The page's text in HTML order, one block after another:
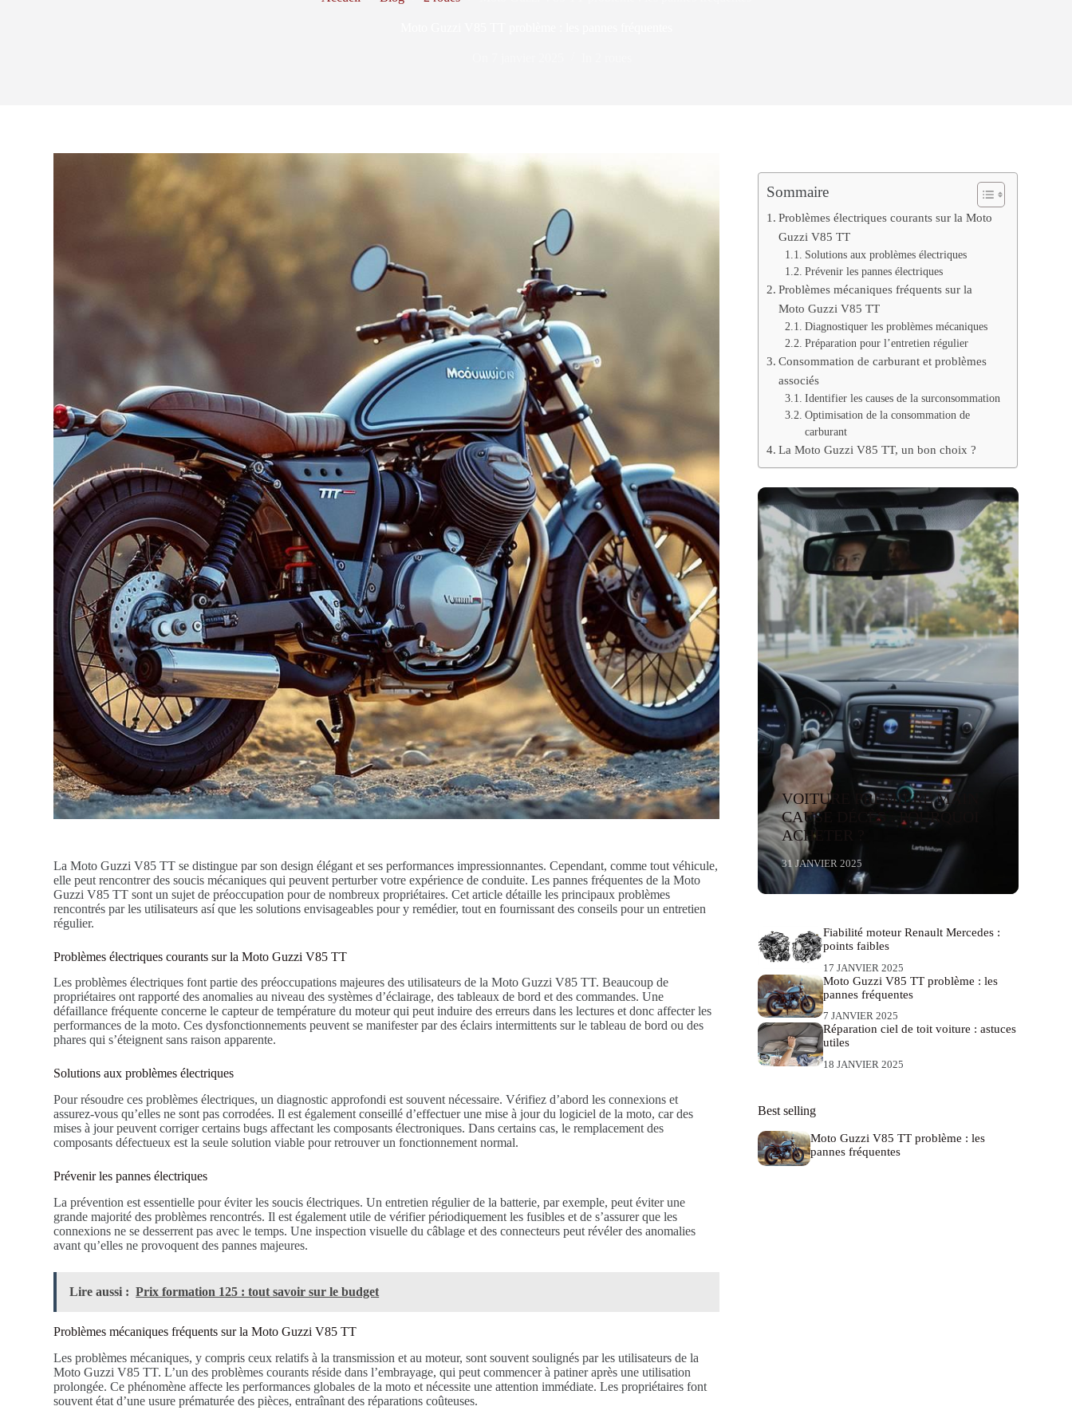
La Moto Guzzi V85 TT se distingue par son design élégant et ses performances impressionnantes. Cependant, comme tout véhicule,
elle peut rencontrer des soucis mécaniques qui peuvent perturber votre expérience de conduite. Les pannes fréquentes de la Moto
Guzzi V85 TT sont un sujet de préoccupation pour de nombreux propriétaires. Cet article détaille les principaux problèmes
rencontrés par les utilisateurs así que les solutions envisageables pour y remédier, tout en fournissant des conseils pour un entretien
régulier.
Problèmes électriques courants sur la Moto Guzzi V85 TT
Les problèmes électriques font partie des préoccupations majeures des utilisateurs de la Moto Guzzi V85 TT. Beaucoup de
propriétaires ont rapporté des anomalies au niveau des systèmes d’éclairage, des tableaux de bord et des commandes. Une
défaillance fréquente concerne le capteur de température du moteur qui peut induire des erreurs dans les lectures et donc affecter les
performances de la moto. Ces dysfonctionnements peuvent se manifester par des éclairs intermittents sur le tableau de bord ou des
phares qui s’éteignent sans raison apparente.
Solutions aux problèmes électriques
Pour résoudre ces problèmes électriques, un diagnostic approfondi est souvent nécessaire. Vérifiez d’abord les connexions et
assurez-vous qu’elles ne sont pas corrodées. Il est également conseillé d’effectuer une mise à jour du logiciel de la moto, car des
mises à jour peuvent corriger certains bugs affectant les composants électroniques. Dans certains cas, le remplacement des
composants défectueux est la seule solution viable pour retrouver un fonctionnement normal.
Prévenir les pannes électriques
La prévention est essentielle pour éviter les soucis électriques. Un entretien régulier de la batterie, par exemple, peut éviter une
grande majorité des problèmes rencontrés. Il est également utile de vérifier périodiquement les fusibles et de s’assurer que les
connexions ne se desserrent pas avec le temps. Une inspection visuelle du câblage et des connecteurs peut révéler des anomalies
avant qu’elles ne provoquent des pannes majeures.
Lire aussi : Prix formation 125 : tout savoir sur le budget
Problèmes mécaniques fréquents sur la Moto Guzzi V85 TT
Les problèmes mécaniques, y compris ceux relatifs à la transmission et au moteur, sont souvent soulignés par les utilisateurs de la
Moto Guzzi V85 TT. L’un des problèmes courants réside dans l’embrayage, qui peut commencer à patiner après une utilisation
prolongée. Ce phénomène affecte les performances globales de la moto et nécessite une attention immédiate. Les propriétaires font
souvent état d’une usure prématurée des pièces, entraînant des réparations coûteuses.
Sommaire
Problèmes électriques courants sur la Moto
Guzzi V85 TT
Solutions aux problèmes électriques
Prévenir les pannes électriques
Problèmes mécaniques fréquents sur la
Moto Guzzi V85 TT
Diagnostiquer les problèmes mécaniques
Préparation pour l’entretien régulier
Consommation de carburant et problèmes
associés
Identifier les causes de la surconsommation
Optimisation de la consommation de
carburant
La Moto Guzzi V85 TT, un bon choix ?
VOITURE PREMIÈRE MAIN
CAUSE DÉCÈS : POURQUOI
ACHETER ?
31 JANVIER 2025
Fiabilité moteur Renault Mercedes :
points faibles
17 JANVIER 2025
Moto Guzzi V85 TT problème : les
pannes fréquentes
7 JANVIER 2025
Réparation ciel de toit voiture : astuces
utiles
18 JANVIER 2025
Best selling
Moto Guzzi V85 TT problème : les
pannes fréquentes